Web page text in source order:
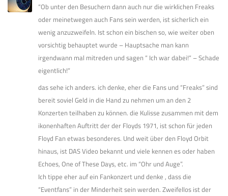
“Ob unter den Besuchern dann auch nur die wirklichen Freaks
oder meinetwegen auch Fans sein werden, ist sicherlich ein
wenig anzuzweifeln. Ist schon ein bischen so, wie weiter oben
vorsichtig behauptet wurde – Hauptsache man kann
irgendwann mal mitreden und sagen “ Ich war dabei!“ – Schade
eigentlich!”
das sehe ich anders. ich denke, eher die Fans und “Freaks” sind
bereit soviel Geld in die Hand zu nehmen um an den 2
Konzerten teilhaben zu können. die Kulisse zusammen mit dem
ikonenhaften Auftritt der der Floyds 1971, ist schon für jeden
Floyd Fan etwas besonderes. Und weit über den Floyd Orbit
hinaus, ist DAS Video bekannt und viele kennen es oder haben
Echoes, One of These Days, etc. im “Ohr und Auge”.
Ich tippe eher auf ein Fankonzert und denke , dass die
“Eventfans” in der Minderheit sein werden. Zweifellos ist der